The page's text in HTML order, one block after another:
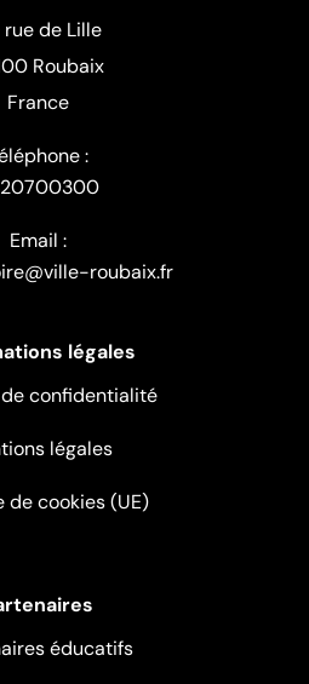
de Lille
Roubaix
France
:
Email :
roubaix.fr
légales
confidentialité
légales
de cookies (UE)
éducatifs